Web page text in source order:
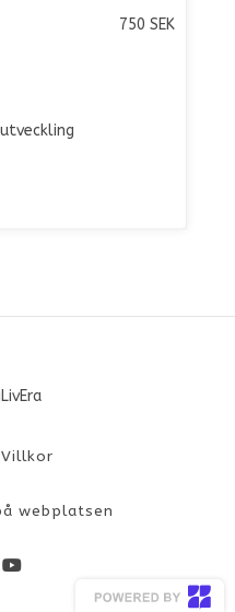
750 SEK
Villkor
webplatsen